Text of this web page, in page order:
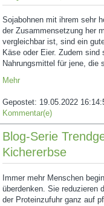
Sojabohnen mit ihrem sehr
der Zusammensetzung her
vergleichbar ist, sind ein
Käse oder Eier. Zudem sind
Nahrungsmittel für jene, die
Mehr
Gepostet: 19.05.2022
Kommentar(e)
Blog-Serie
Kichererbse
Immer mehr Menschen
überdenken. Sie reduzieren
der Proteinzufuhr ganz auf